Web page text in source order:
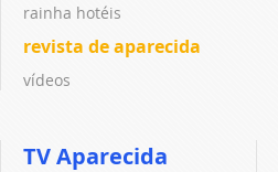
rainha hotéis
revista de aparecida
vídeos
TV Aparecida